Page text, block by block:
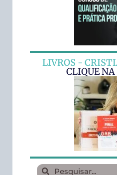
LIVROS -
CLIQUE